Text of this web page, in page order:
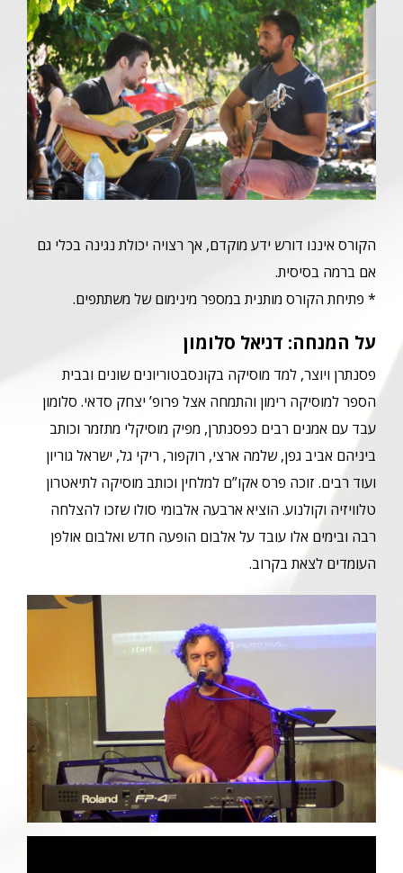
הקורס איננו דורש ידע מוקדם, אך רצויה יכולת נגינה בכלי גם
אם ברמה בסיסית.
* פתיחת הקורס מותנית במספר מינימום של משתתפים.
על המנחה: דניאל סלומון
פסנתרן ויוצר, למד מוסיקה בקונסבטוריונים שונים ובבית
הספר למוסיקה רימון והתמחה אצל פרופ’ יצחק סדאי. סלומון
עבד עם אמנים רבים כפסנתרן, מפיק מוסיקלי מתזמר וכותב
ביניהם אביב גפן, שלמה ארצי, רוקפור, ריקי גל, ישראל גוריון
ועוד רבים. זוכה פרס אקו”ם למלחין וכותב מוסיקה לתיאטרון
טלוויזיה וקולנוע. הוציא ארבעה אלבומי סולו שזכו להצלחה
רבה ובימים אלו עובד על אלבום הופעה חדש ואלבום אולפן
העומדים לצאת בקרוב.